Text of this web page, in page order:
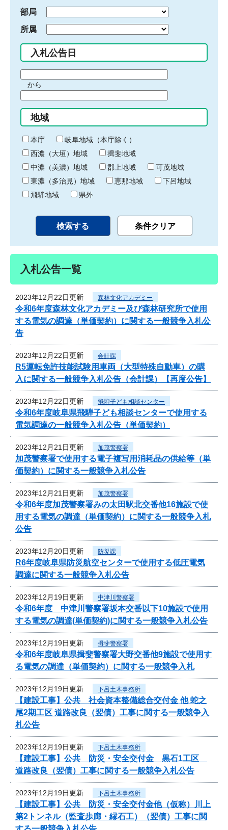
部局
所属
入札公告日
間
始
り
から
間
終
わ
り
地域
本庁
岐阜地域（本庁除く）
西濃（大垣）地域
揖斐地域
中濃（美濃）地域
郡上地域
可茂地域
東濃（多治見）地域
恵那地域
下呂地域
飛騨地域
県外
入札公告一覧
2023年12月22日更新 森林文化アカデミー
令和6年度森林文化アカデミー及び森林研究所で使用
する電気の調達（単価契約）に関する一般競争入札公
告
2023年12月22日更新 会計課
R5運転免許技能試験用車両（大型特殊自動車）の購
入に関する一般競争入札公告（会計課）【再度公告】
2023年12月22日更新 飛騨子ども相談センター
令和6年度岐阜県飛騨子ども相談センターで使用する
電気調達の一般競争入札公告（単価契約）
2023年12月21日更新 加茂警察署
加茂警察署で使用する電子複写用消耗品の供給等（単
価契約）に関する一般競争入札公告
2023年12月21日更新 加茂警察署
令和6年度加茂警察署みの太田駅北交番他16施設で使
用する電気の調達（単価契約）に関する一般競争入札
公告
2023年12月20日更新 防災課
R6年度岐阜県防災航空センターで使用する低圧電気
調達に関する一般競争入札公告
2023年12月19日更新 中津川警察署
令和6年度 中津川警察署坂本交番以下10施設で使用
する電気の調達(単価契約)に関する一般競争入札公告
2023年12月19日更新 揖斐警察署
令和6年度岐阜県揖斐警察署大野交番他9施設で使用す
る電気の調達（単価契約）に関する一般競争入札
2023年12月19日更新 下呂土木事務所
【建設工事】公共 社会資本整備総合交付金 他 蛇之
尾2期工区 道路改良（翌債）工事に関する一般競争入
札公告
2023年12月19日更新 下呂土木事務所
【建設工事】公共 防災・安全交付金 黒石1工区
道路改良（翌債）工事に関する一般競争入札公告
2023年12月19日更新 下呂土木事務所
【建設工事】公共 防災・安全交付金他（仮称）川上
第2トンネル（監査歩廊・縁石工）（翌債）工事に関